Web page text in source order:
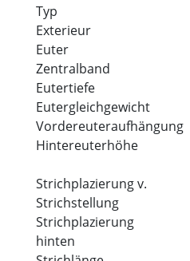
Typ
Exterieur
Euter
Zentralband
Eutertiefe
Eutergleichgewicht
Vordereuteraufhängung
Hintereuterhöhe
Strichplazierung v.
Strichstellung
Strichplazierung
hinten